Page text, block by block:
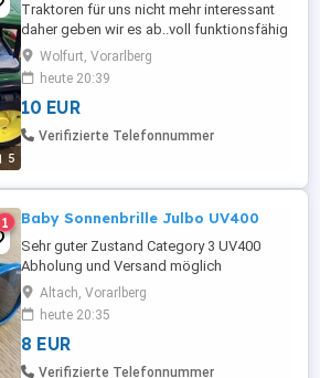
5
Traktoren für uns nicht mehr interessant
daher geben wir es ab..voll funktionsfähig
Für ein Kässele Geld
Wolfurt, Vorarlberg
heute 20:39
10 EUR
Verifizierte Telefonnummer
1 Baby Sonnenbrille Julbo UV400
Sehr guter Zustand Category 3 UV400
Abholung und Versand möglich
Altach, Vorarlberg
heute 20:35
8 EUR
Verifizierte Telefonnummer